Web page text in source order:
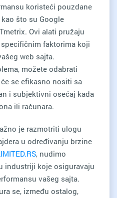
koristeći pouzdane
što su Google
Ovi alati pružaju
faktorima koji
web sajta.
možete odabrati
se efikasno nositi sa
i subjektivni osećaj kada
ili računara.
je razmotriti ulogu
u određivanju brzine
, nudimo
industriji koje osiguravaju
vašeg sajta.
se, između ostalog,